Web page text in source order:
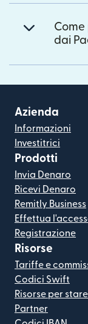
dai
Azienda
Informazioni
Investitrici
Prodotti
Invia Denaro
Ricevi Denaro
Remitly Business
Effettua
Registrazione
Risorse
Tariffe e
Codici Swift
Risorse per
Partner